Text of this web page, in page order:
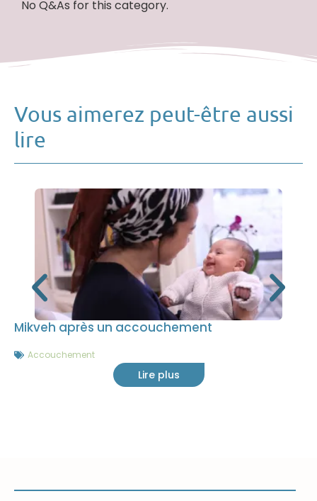
No Q&As for this category.
Vous aimerez peut-être aussi
lire
Mikveh après un accouchement
Accouchement
Lire plus